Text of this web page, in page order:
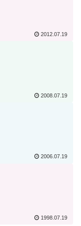
2012.07.19
2008.07.19
2006.07.19
1998.07.19